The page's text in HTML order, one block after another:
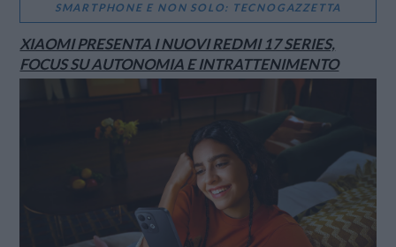
SMARTPHONE E NON SOLO: TECNOGAZZETTA
XIAOMI PRESENTA I NUOVI REDMI 17 SERIES,
FOCUS SU AUTONOMIA E INTRATTENIMENTO